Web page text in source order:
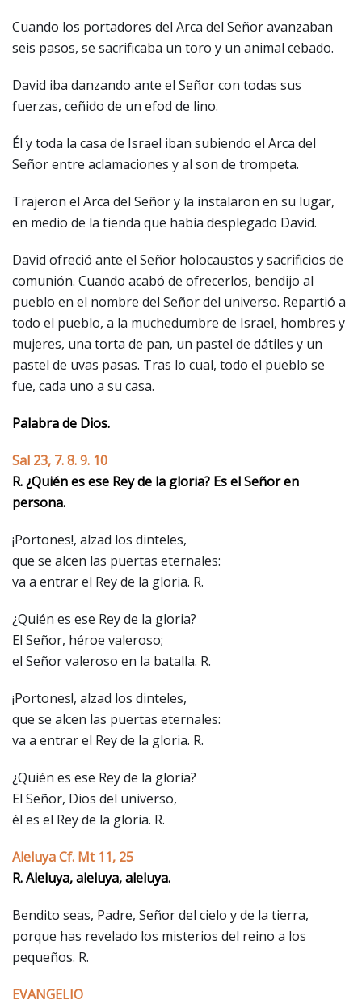
Cuando los portadores del Arca del Señor avanzaban
seis pasos, se sacrificaba un toro y un animal cebado.
David iba danzando ante el Señor con todas sus
fuerzas, ceñido de un efod de lino.
Él y toda la casa de Israel iban subiendo el Arca del
Señor entre aclamaciones y al son de trompeta.
Trajeron el Arca del Señor y la instalaron en su lugar,
en medio de la tienda que había desplegado David.
David ofreció ante el Señor holocaustos y sacrificios de
comunión. Cuando acabó de ofrecerlos, bendijo al
pueblo en el nombre del Señor del universo. Repartió a
todo el pueblo, a la muchedumbre de Israel, hombres y
mujeres, una torta de pan, un pastel de dátiles y un
pastel de uvas pasas. Tras lo cual, todo el pueblo se
fue, cada uno a su casa.
Palabra de Dios.
Sal 23, 7. 8. 9. 10
R. ¿Quién es ese Rey de la gloria? Es el Señor en
persona.
¡Portones!, alzad los dinteles,
que se alcen las puertas eternales:
va a entrar el Rey de la gloria. R.
¿Quién es ese Rey de la gloria?
El Señor, héroe valeroso;
el Señor valeroso en la batalla. R.
¡Portones!, alzad los dinteles,
que se alcen las puertas eternales:
va a entrar el Rey de la gloria. R.
¿Quién es ese Rey de la gloria?
El Señor, Dios del universo,
él es el Rey de la gloria. R.
Aleluya Cf. Mt 11, 25
R. Aleluya, aleluya, aleluya.
Bendito seas, Padre, Señor del cielo y de la tierra,
porque has revelado los misterios del reino a los
pequeños. R.
EVANGELIO